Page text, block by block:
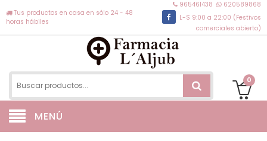
Tus productos en casa en sólo 24 - 48
horas hábiles
965461438
620589868
L-S 9:00 a 22:00 (Festivos
comerciales abierto)
0
MENÚ